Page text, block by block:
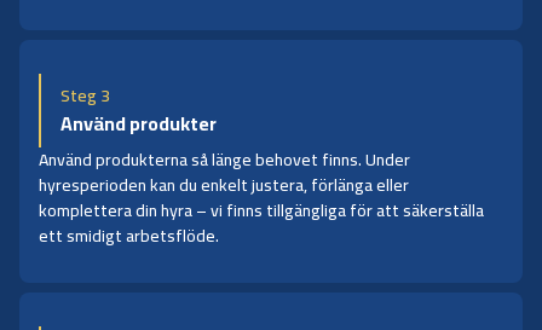
Steg 3
Använd produkter
Använd produkterna så länge behovet finns. Under
hyresperioden kan du enkelt justera, förlänga eller
komplettera din hyra – vi finns tillgängliga för att säkerställa
ett smidigt arbetsflöde.